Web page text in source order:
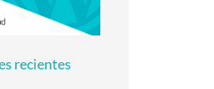
recientes